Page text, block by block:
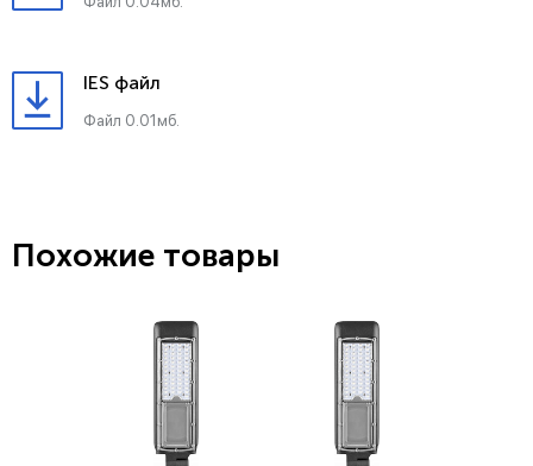
IES файл
Файл 0.01мб.
Похожие товары